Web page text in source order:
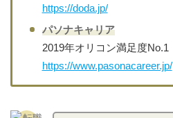
https://doda.jp/
パソナキャリア
2019年オリコン満足度No.1
https://www.pasonacareer.jp/